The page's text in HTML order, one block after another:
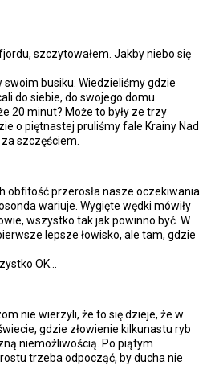
szczytowałem. Jakby niebo się
swoim busiku. Wiedzieliśmy gdzie
do siebie, do swojego domu.
20 minut? Może to były ze trzy
o piętnastej pruliśmy fale Krainy Nad
szczęściem.
obfitość przerosła nasze oczekiwania.
wariuje. Wygięte wędki mówiły
wszystko tak jak powinno być. W
lepsze łowisko, ale tam, gdzie
OK...
nie wierzyli, że to się dzieje, że w
gdzie złowienie kilkunastu ryb
niemożliwością. Po piątym
trzeba odpocząć, by ducha nie